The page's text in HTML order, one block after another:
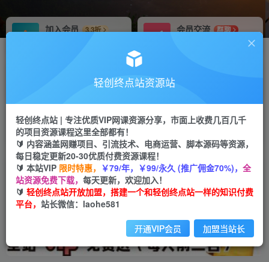
加入会员
3.3折
会员交流
群聊
推广返佣高达70%
投稿专区 免费
教程必须完整详细
APP下载
Down
轻创终点站资源站
轻创终点站 | 专注优质VIP网课资源分享，市面上收费几百几千
的项目资源课程这里全部都有！
🔰 内容涵盖网赚项目、引流技术、电商运营、脚本源码等资源，
每日稳定更新20-30优质付费资源课程！
🔰 本站VIP 限时特惠， ￥79/年，￥99/永久 (推广佣金70%)， 全
站资源免费下载， 每天更新，欢迎加入！
🔰 轻创终点站开放加盟，搭建一个和轻创终点站一样的知识付费
平台， 站长微信：laohe581
开通VIP会员 加盟当站长